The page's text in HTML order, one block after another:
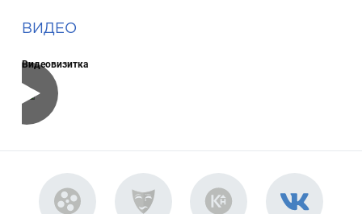
ВИДЕО
Видеовизитка